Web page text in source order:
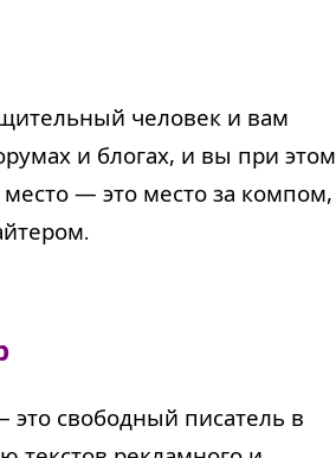
человек и вам
и блогах, и вы при этом
— это место за компом,
.
свободный писатель в